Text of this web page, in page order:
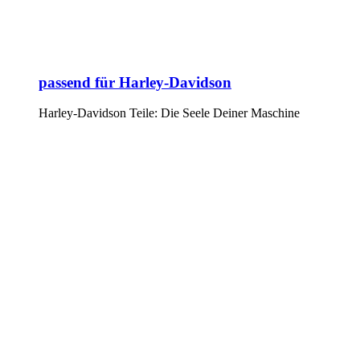
passend für Harley-Davidson
Harley-Davidson Teile: Die Seele Deiner Maschine